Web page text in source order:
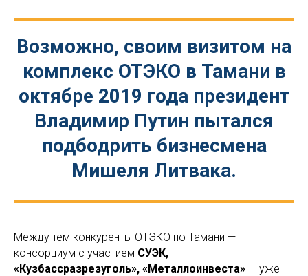
Возможно, своим визитом на
комплекс ОТЭКО в Тамани в
октябре 2019 года президент
Владимир Путин пытался
подбодрить бизнесмена
Мишеля Литвака.
Между тем конкуренты ОТЭКО по Тамани —
консорциум с участием СУЭК,
«Кузбассразрезуголь», «Металлоинвеста» — уже